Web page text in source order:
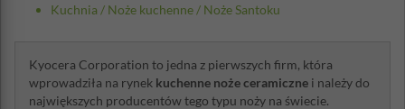
Kuchnia / Noże kuchenne / Noże Santoku
Kyocera Corporation to jedna z pierwszych firm, która
wprowadziła na rynek kuchenne noże ceramiczne i należy do
największych producentów tego typu noży na świecie.